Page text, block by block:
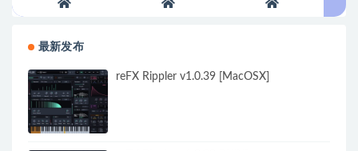
最新发布
reFX Rippler v1.0.39 [MacOSX]